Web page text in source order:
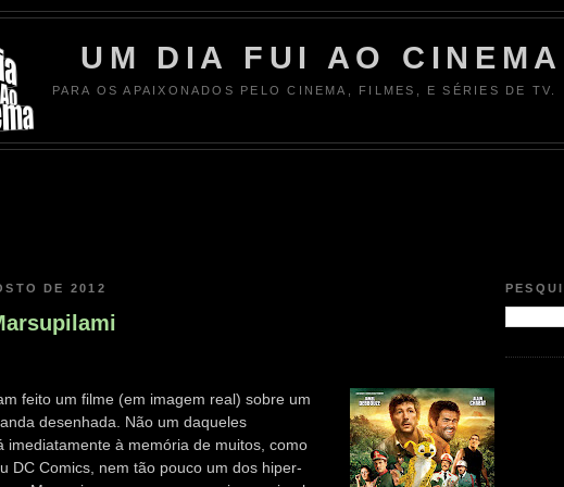
UM DIA FUI AO CINEMA
PARA OS APAIXONADOS PELO CINEMA, FILMES, E SÉRIES DE TV.
DE 2012
feito um filme (em imagem real) sobre um
desenhada. Não um daqueles
imediatamente à memória de muitos, como
DC Comics, nem tão pouco um dos hiper-